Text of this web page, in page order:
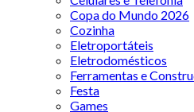
Copa do Mundo 2026
Cozinha
Eletroportáteis
Eletrodomésticos
Ferramentas e
Festa
Games